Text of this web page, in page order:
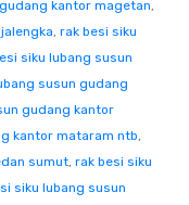
kantor magetan,
, rak besi siku
siku lubang susun
susun gudang
gudang kantor
kantor mataram ntb,
sumut, rak besi siku
siku lubang susun